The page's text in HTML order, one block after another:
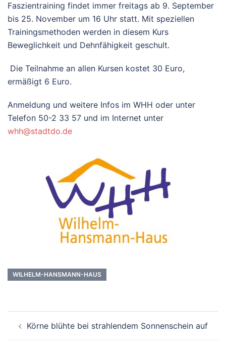
Faszientraining findet immer freitags ab 9. September
bis 25. November um 16 Uhr statt. Mit speziellen
Trainingsmethoden werden in diesem Kurs
Beweglichkeit und Dehnfähigkeit geschult.
Die Teilnahme an allen Kursen kostet 30 Euro,
ermäßigt 6 Euro.
Anmeldung und weitere Infos im WHH oder unter
Telefon 50-2 33 57 und im Internet unter
whh@stadtdo.de
WILHELM-HANSMANN-HAUS
Navigation
Körne blühte bei strahlendem Sonnenschein auf